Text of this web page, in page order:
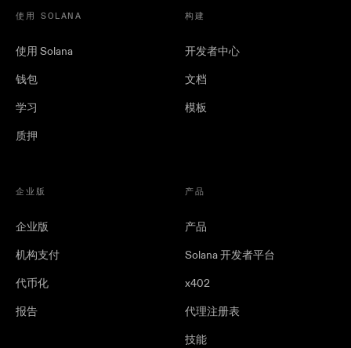
使用 SOLANA
使用 Solana
钱包
学习
质押
构建
开发者中心
文档
模板
企业版
企业版
机构支付
代币化
报告
产品
产品
Solana 开发者平台
x402
代理注册表
技能